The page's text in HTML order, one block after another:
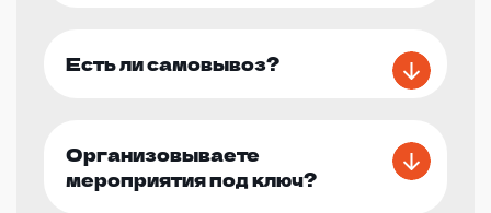
Есть ли самовывоз?
Организовываете
мероприятия под ключ?